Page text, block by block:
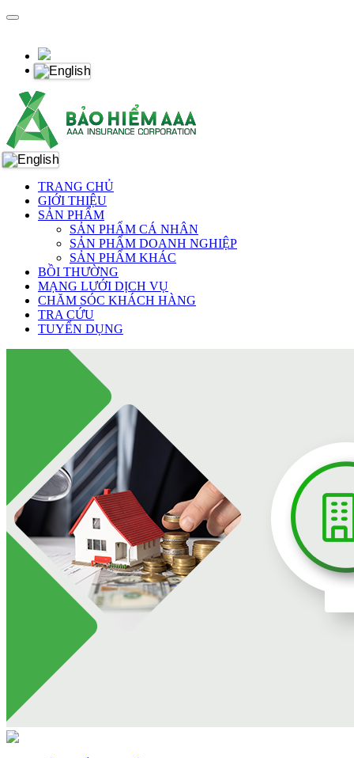
TRANG CHỦ
GIỚI THIỆU
SẢN PHẨM
SẢN PHẨM CÁ NHÂN
SẢN PHẨM DOANH NGHIỆP
SẢN PHẨM KHÁC
BỒI THƯỜNG
MẠNG LƯỚI DỊCH VỤ
CHĂM SÓC KHÁCH HÀNG
TRA CỨU
TUYỂN DỤNG